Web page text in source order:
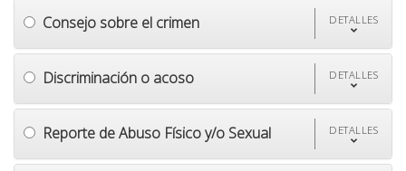
Consejo sobre el crimen DETALLES
Discriminación o acoso DETALLES
Reporte de Abuso Físico y/o Sexual DETALLES